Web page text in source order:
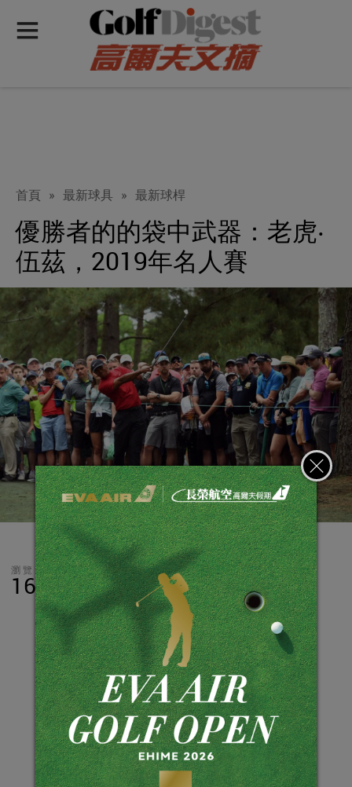
首頁 » 最新球具 » 最新球桿
優勝者的的袋中武器：老虎‧
伍茲，2019年名人賽
瀏覽數
16,484 分享 LINE